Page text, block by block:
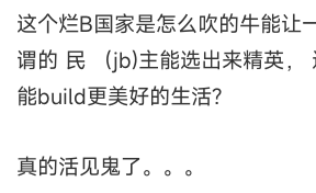
这个烂B国家是怎么吹的牛能让
谓的 民 （jb)主能选出来精英，
能build更美好的生活?
真的活见鬼了。。。